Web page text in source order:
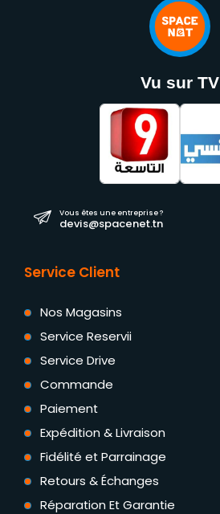
Vu sur TV
Vous êtes une entreprise ?
devis@spacenet.tn
Service Client
Nos Magasins
Service Reservii
Service Drive
Commande
Paiement
Expédition & Livraison
Fidélité et Parrainage
Retours & Échanges
Réparation Et Garantie